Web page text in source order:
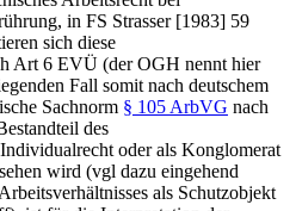
, in FS Strasser[1983] 59
sich diese
Art 6 EVÜ (der OGH nennt hier
Fall somit nach deutschem
Sachnorm § 105 ArbVG nach
des
oder als Konglomerat
wird (vgl dazu eingehend
als Schutzobjekt